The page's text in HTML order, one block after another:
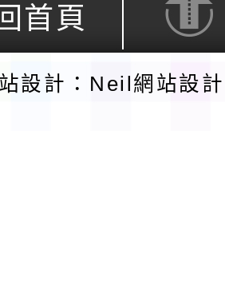
首頁
設計：Neil網站設